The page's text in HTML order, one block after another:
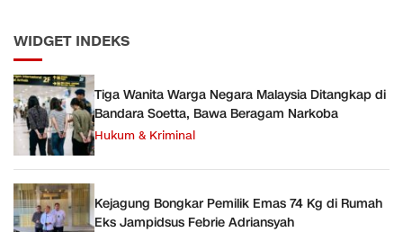
WIDGET INDEKS
Tiga Wanita Warga Negara Malaysia Ditangkap di
Bandara Soetta, Bawa Beragam Narkoba
Hukum & Kriminal
Kejagung Bongkar Pemilik Emas 74 Kg di Rumah
Eks Jampidsus Febrie Adriansyah